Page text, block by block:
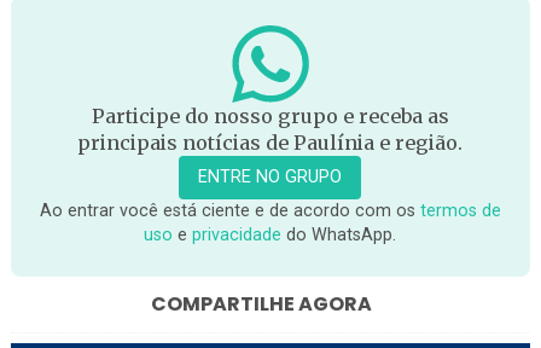
Participe do nosso grupo e receba as
principais notícias de Paulínia e região.
ENTRE NO GRUPO
Ao entrar você está ciente e de acordo com os termos de
uso eprivacidade do WhatsApp.
COMPARTILHE AGORA